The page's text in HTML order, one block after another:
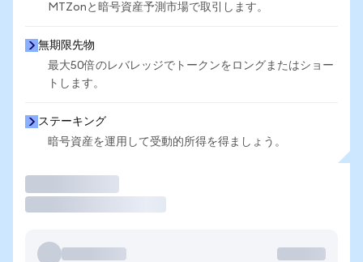
MTZonと暗号資産予測市場で取引します。
無期限先物
最大50倍のレバレッジでトークンをロングまたはショー
トします。
ステーキング
暗号資産を運用して受動的所得を得ましょう。